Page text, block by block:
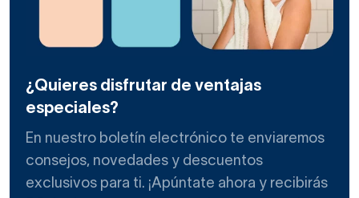
¿Quieres disfrutar de ventajas
especiales?
En nuestro boletín electrónico te enviaremos
consejos, novedades y descuentos
exclusivos para ti. ¡Apúntate ahora y recibirás